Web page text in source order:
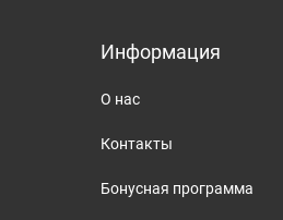
Информация
О нас
Контакты
Бонусная программа